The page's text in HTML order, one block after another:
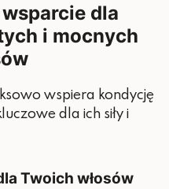
dla
i mocnych
wspiera kondycję
dla ich siły i
Twoich włosów